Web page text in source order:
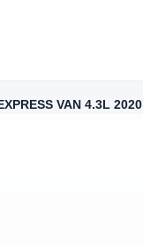
VAN 4.3L 2020